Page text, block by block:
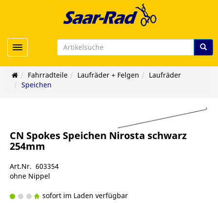
Toggle navigation
Fahrradteile Laufräder + Felgen
Laufräder
Speichen
CN Spokes Speichen Nirosta schwarz
254mm
Art.Nr. 603354
ohne Nippel
sofort im Laden verfügbar